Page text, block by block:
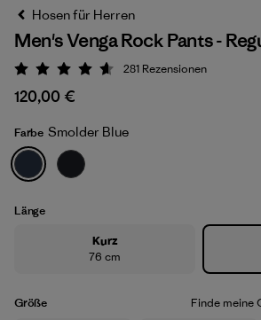
Smolder Blue
Hosen für Herren
Men's Venga Rock Pants -
Bewertung: 4.6 / 5
281 Rezensionen
120,00 €
Farbe Smolder Blue
Länge
Kurz
76 cm
Größe Finde meine